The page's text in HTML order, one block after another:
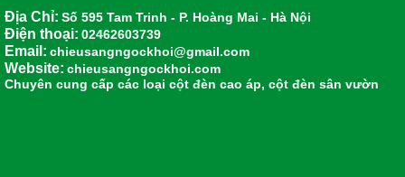
Địa Chỉ: Số 595 Tam Trinh - P. Hoàng Mai - Hà Nội
Điện thoại: 02462603739
Email: chieusangngockhoi@gmail.com
Website: chieusangngockhoi.com
Chuyên cung cấp các loại cột đèn cao áp, cột đèn sân vườn